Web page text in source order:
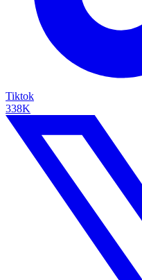
Tiktok
338K